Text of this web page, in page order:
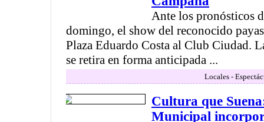
Ante los pronósticos
domingo, el show del reconocido
Plaza Eduardo Costa al Club Ciudad.
se retira en forma anticipada ...
Locales -
Cultura que
Municipal